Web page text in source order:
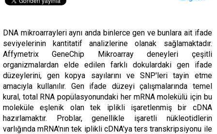
DNA mikroarrayleri aynı anda binlerce gen ve bunlara ait ifade
seviyelerinin kantitatif analizlerine olanak sağlamaktadır.
Affymetrix GeneChip Mikroarray deneyleri çeşitli
organizmalardan elde edilen farklı dokulardaki gen ifade
düzeylerini, gen kopya sayılarını ve SNP'leri tayin etme
amacıyla kullanılır. Gen ifade düzeyi çalışmalarında temel
kural, total RNA popülasyonundaki her mRNA molekülü için bu
moleküle eşlenik olan tek iplikli işaretlenmiş bir cDNA
hazırlamaktır. Problar, genellikle işaretli nükleotidlerin
varlığında mRNA'nın tek iplikli cDNA'ya ters transkripsiyonu ile